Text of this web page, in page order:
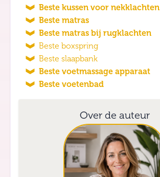
Beste kussen voor nekklachten
Beste matras
Beste matras bij rugklachten
Beste boxspring
Beste slaapbank
Beste voetmassage apparaat
Beste voetenbad
Over de auteur